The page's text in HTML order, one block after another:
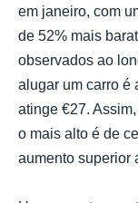
em janeiro, com
de 52% mais
observados ao
alugar um carro é
atinge €27.
o mais alto é de
aumento superior